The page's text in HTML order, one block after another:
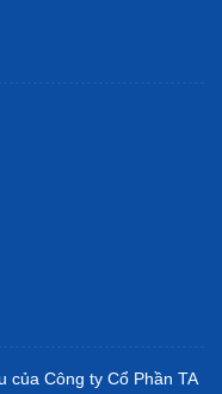
của Công ty Cổ Phần TA